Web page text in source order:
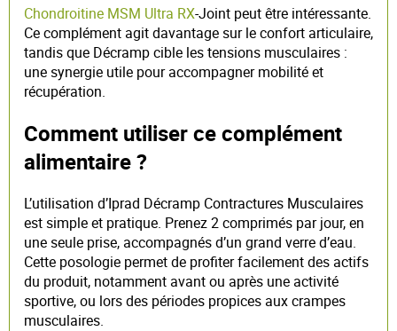
Chondroitine MSM Ultra RX-Joint peut être intéressante.
Ce complément agit davantage sur le confort articulaire,
tandis que Décramp cible les tensions musculaires :
une synergie utile pour accompagner mobilité et
récupération.
Comment utiliser ce complément
alimentaire ?
L’utilisation d’Iprad Décramp Contractures Musculaires
est simple et pratique. Prenez 2 comprimés par jour, en
une seule prise, accompagnés d’un grand verre d’eau.
Cette posologie permet de profiter facilement des actifs
du produit, notamment avant ou après une activité
sportive, ou lors des périodes propices aux crampes
musculaires.